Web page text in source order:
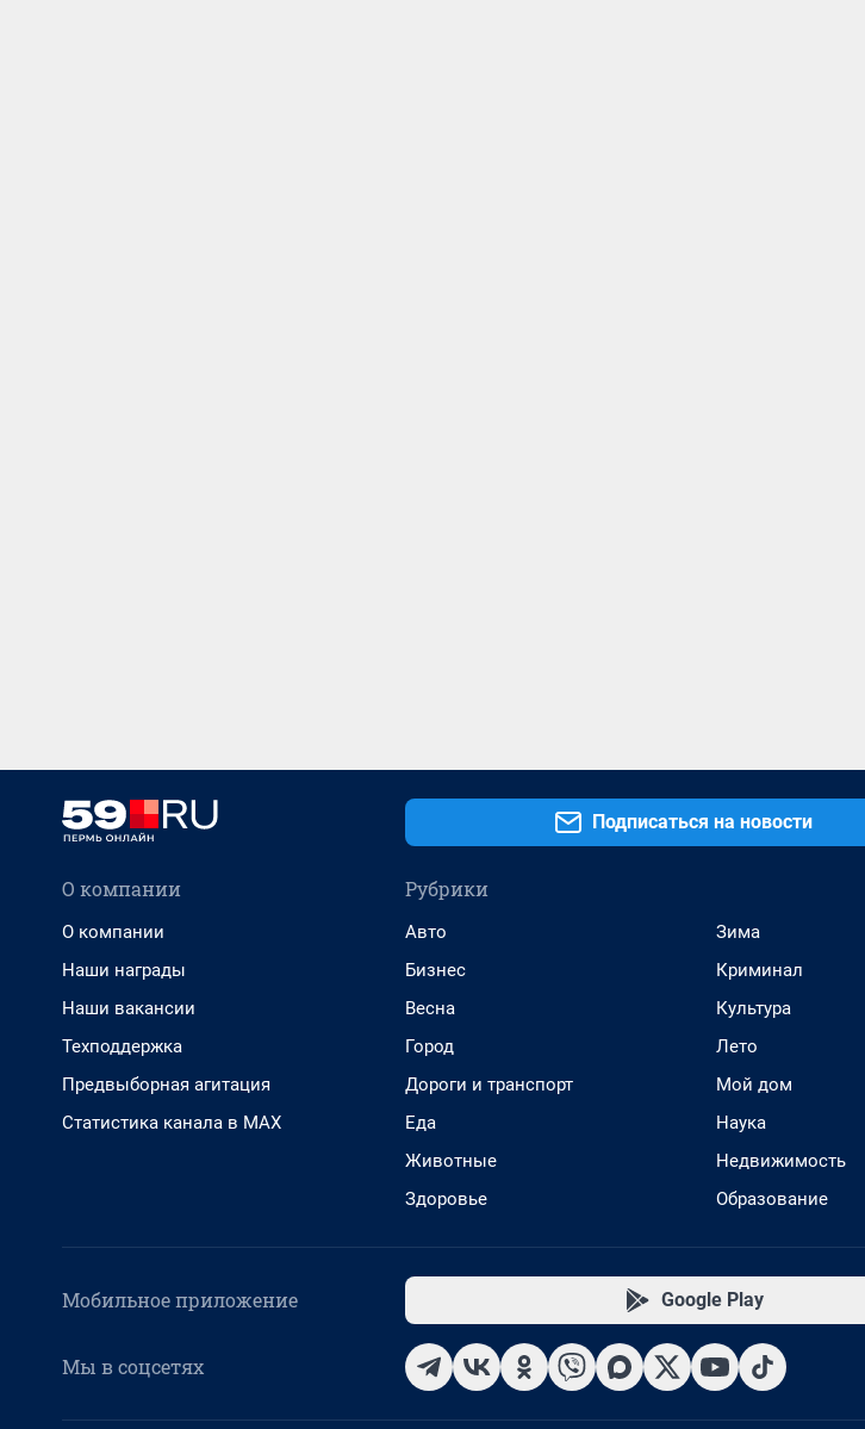
Подписаться на новости
О компании
О компании
Наши награды
Наши вакансии
Техподдержка
Предвыборная агитация
Статистика канала в MAX
Рубрики
Авто
Бизнес
Весна
Город
Дороги и транспорт
Еда
Животные
Здоровье
Зима
Криминал
Культура
Лето
Мой дом
Наука
Недвижимость
Образование
Мобильное приложение Google Play
Мы в соцсетях